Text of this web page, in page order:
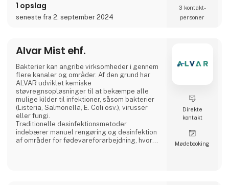
Med Airwatergreens patenterede CVP-
teknologi (Controlled Vapor Pressure) leverer
med traditi
1 opslag
seneste fra 2. september 2024
3 kontakt­
personer
Alvar Mist ehf.
Bakterier kan angribe virksomheder i gennem
flere kanaler og områder. Af den grund har
ALVAR udviklet kemiske
støvregnsopløsninger til at bekæmpe alle
mulige kilder til infektioner, såsom bakterier
(Listeria, Salmonella, E. Coli osv.), virusser
eller fungi.
Traditionelle desinfektionsmetoder
indebærer manuel rengøring og desinfektion
af områder for fødevareforarbejdning, hvor
Direkte
kontakt
Møde­booking